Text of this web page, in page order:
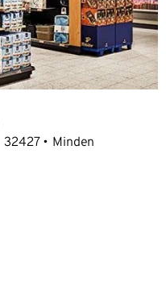
32427 Minden